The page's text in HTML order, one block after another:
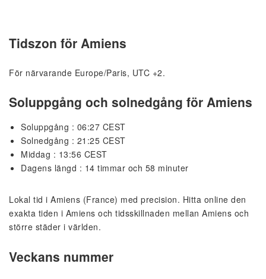
Tidszon för Amiens
För närvarande Europe/Paris, UTC +2.
Soluppgång och solnedgång för Amiens
Soluppgång : 06:27 CEST
Solnedgång : 21:25 CEST
Middag : 13:56 CEST
Dagens längd : 14 timmar och 58 minuter
Lokal tid i Amiens (France) med precision. Hitta online den
exakta tiden i Amiens och tidsskillnaden mellan Amiens och
större städer i världen.
Veckans nummer